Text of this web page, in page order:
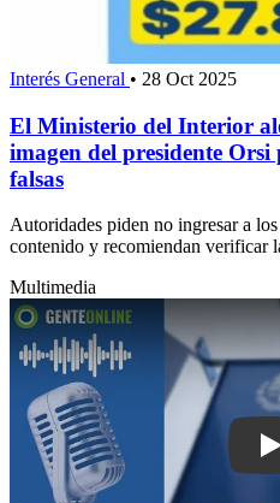
Interés General • 28 Oct 2025
El Ministerio del Interior
imagen del presidente
falsas
Autoridades piden no ingresar a
contenido y recomiendan verificar
Multimedia